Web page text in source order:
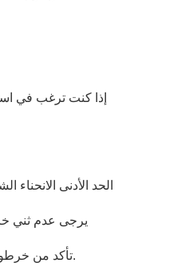
3، تأكد من خرطوم ليس في الدولة الانحناء المتطرفة بالقرب من أجزاء المناسب، وهذا يمكن تجنبها عن طريق استخدام الكوع.